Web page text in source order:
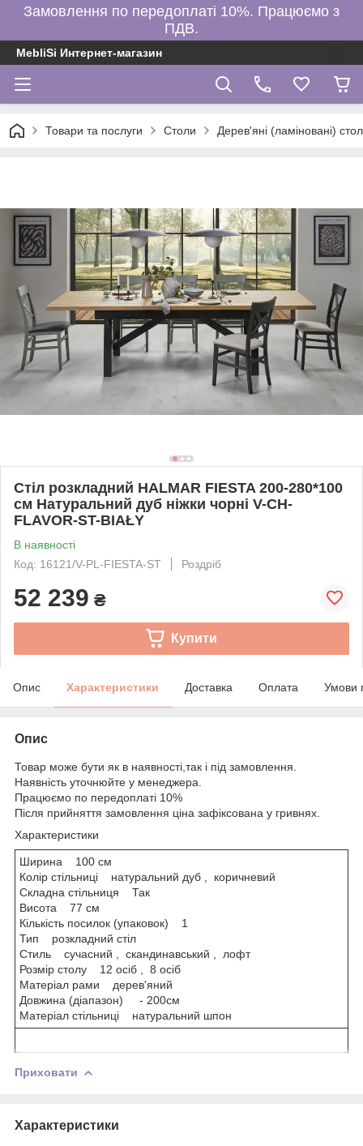
Замовлення по передоплаті 10%. Працюємо з
ПДВ.
MebliSi Интернет-магазин
Товари та послуги Столи Дерев'яні (ламіновані)
Стіл розкладний HALMAR FIESTA 200-280*100
см Натуральний дуб ніжки чорні V-CH-
FLAVOR-ST-BIAŁY
В наявності
Код: 16121/V-PL-FIESTA-ST
Роздріб
52 239 ₴
Купити
Опис Характеристики Доставка Оплата Умови
Опис
Товар може бути як в наявності,так і під замовлення.
Наявність уточнюйте у менеджера.
Працюємо по передоплаті 10%
Після прийняття замовлення ціна зафіксована у гривнях.
Характеристики
Ширина 100 см
Колір стільниці натуральний дуб , коричневий
Складна стільниця Так
Висота 77 см
Кількість посилок (упаковок) 1
Тип розкладний стіл
Стиль сучасний , скандинавський , лофт
Розмір столу 12 осіб , 8 осіб
Матеріал рами дерев'яний
Довжина (діапазон) - 200см
Матеріал стільниці натуральний шпон
Приховати
Характеристики